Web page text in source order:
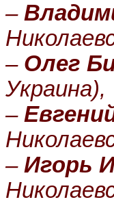
–
– Олег
Украина),
–
– Игорь